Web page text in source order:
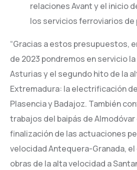
relaciones Avant y el inicio
los servicios ferroviarios de
“Gracias a estos presupuestos,
de 2023 pondremos en servicio
Asturias y el segundo hito de la
Extremadura: la electrificación
Plasencia y Badajoz. También
trabajos del baipás de Almodóvar
finalización de las actuaciones
velocidad Antequera-Granada,
obras de la alta velocidad a